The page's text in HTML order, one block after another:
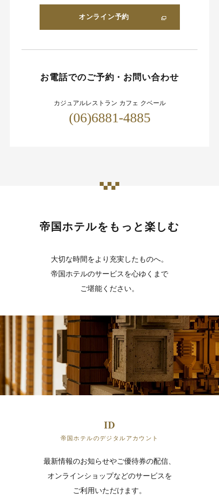
オンライン予約
お電話でのご予約・お問い合わせ
カジュアルレストラン カフェ クベール
(06)6881-4885
帝国ホテルをもっと楽しむ
大切な時間をより充実したものへ。
帝国ホテルのサービスを心ゆくまで
ご堪能ください。
帝国ホテルのデジタルアカウント
最新情報のお知らせやご優待券の配信、
オンラインショップなどのサービスを
ご利用いただけます。